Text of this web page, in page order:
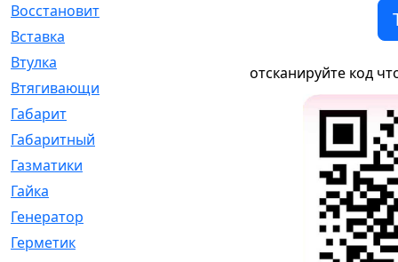
Восстановительный
Вставка
Втулка
Втягивающий
Габарит
Габаритный
Газматики
Гайка
Генератор
Герметик
отсканируйте код